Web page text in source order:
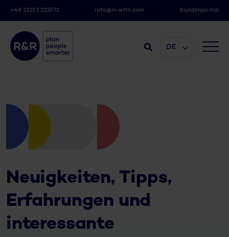
+49 32213 222271 info@rr-wfm.com Kundenportal
DE
Neuigkeiten, Tipps,
Erfahrungen und
interessante